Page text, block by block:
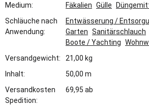
Medium:
Fäkalien Gülle
Schläuche nach
Anwendung:
Entwässerung /
Garten Sanitärschlauch
Boote / Yachting
Versandgewicht:
21,00 kg
Inhalt:
50,00 m
Versandkosten
Spedition:
69,95 ab